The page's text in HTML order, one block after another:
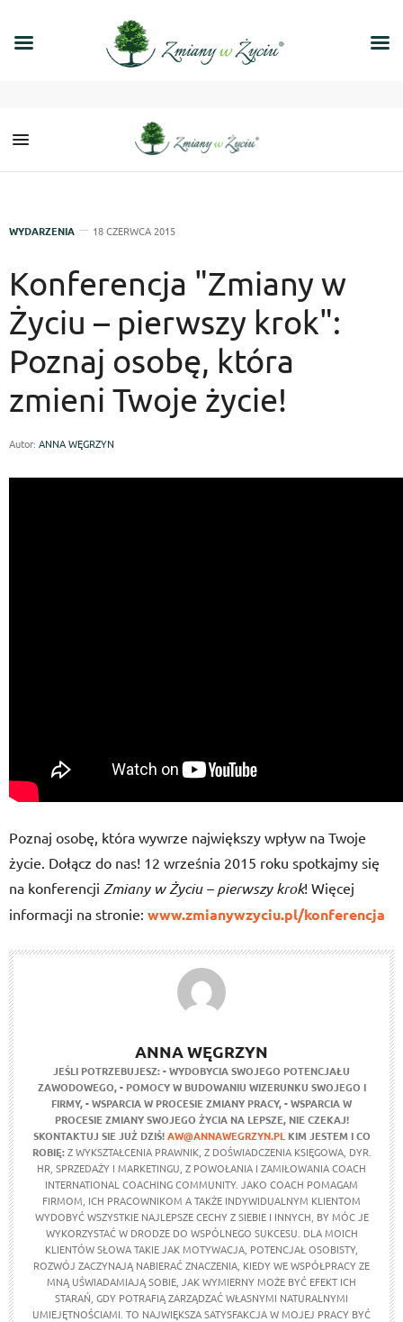
WYDARZENIA 18 CZERWCA 2015
Konferencja "Zmiany w
Życiu – pierwszy krok":
Poznaj osobę, która
zmieni Twoje życie!
Autor: ANNA WĘGRZYN
Poznaj osobę, która wywrze największy wpływ na Twoje
życie. Dołącz do nas! 12 września 2015 roku spotkajmy się
na konferencji Zmiany w Życiu – pierwszy krok! Więcej
informacji na stronie: www.zmianywzyciu.pl/konferencja
ANNA WĘGRZYN
JEŚLI POTRZEBUJESZ:- WYDOBYCIA SWOJEGO POTENCJAŁU
ZAWODOWEGO, - POMOCY W BUDOWANIU WIZERUNKU SWOJEGO I
FIRMY,- WSPARCIA W PROCESIE ZMIANY PRACY,- WSPARCIA W
PROCESIE ZMIANY SWOJEGO ŻYCIA NA LEPSZE, NIE CZEKAJ!
SKONTAKTUJ SIE JUŻ DZIŚ!AW@ANNAWEGRZYN.PL KIM JESTEM I CO
ROBIĘ:Z WYKSZTAŁCENIA PRAWNIK, Z DOŚWIADCZENIA KSIĘGOWA, DYR.
HR, SPRZEDAŻY I MARKETINGU, Z POWOŁANIA I ZAMIŁOWANIA COACH
INTERNATIONAL COACHING COMMUNITY. JAKO COACH POMAGAM
FIRMOM, ICH PRACOWNIKOM A TAKŻE INDYWIDUALNYM KLIENTOM
WYDOBYĆ WSZYSTKIE NAJLEPSZE CECHY Z SIEBIE I INNYCH, BY MÓC JE
WYKORZYSTAĆ W DRODZE DO WSPÓLNEGO SUKCESU. DLA MOICH
KLIENTÓW SŁOWA TAKIE JAK MOTYWACJA, POTENCJAŁ OSOBISTY,
ROZWÓJ ZACZYNAJĄ NABIERAĆ ZNACZENIA, KIEDY WE WSPÓŁPRACY ZE
MNĄ UŚWIADAMIAJĄ SOBIE, JAK WYMIERNY MOŻE BYĆ EFEKT ICH
STARAŃ, GDY POTRAFIĄ ZARZĄDZAĆ WŁASNYMI NATURALNYMI
UMIEJĘTNOŚCIAMI. TO NAJWIĘKSZA SATYSFAKCJA W MOJEJ PRACY BYĆ